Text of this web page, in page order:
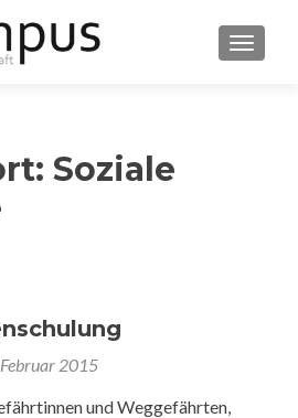
Soziale
2015
und Weggefährten,